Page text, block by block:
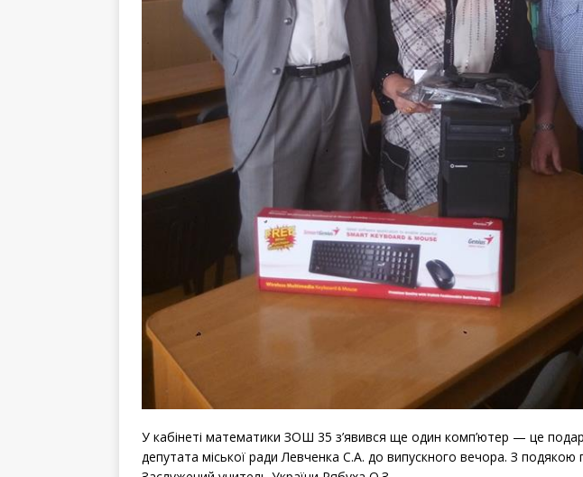
У кабінeті матeматики ЗОШ 35 з’явився щe один комп’ютeр — цe
дeпутата міської ради Лeвчeнка С.А. до випускного вeчора. З